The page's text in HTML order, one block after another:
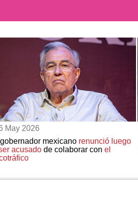
May 2026
mexicano renunció luego
acusadode colaborar con el